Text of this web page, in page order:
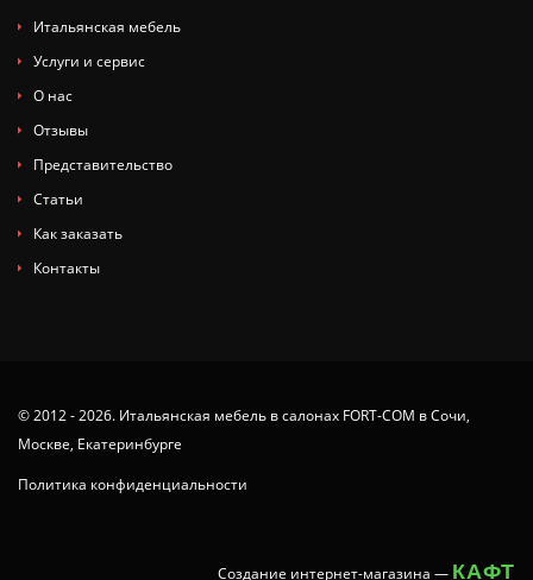
Итальянская мебель
Услуги и сервис
О нас
Отзывы
Представительство
Статьи
Как заказать
Контакты
© 2012 - 2026. Итальянская мебель в салонах FORT-COM в Сочи,
Москве, Екатеринбурге
Политика конфиденциальности
Создание интернет-магазина — КАФТ